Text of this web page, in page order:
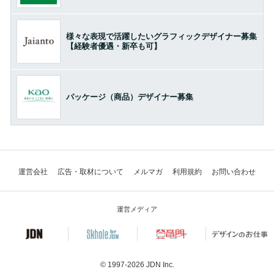
様々な表現で活躍したいグラフィックデザイナー募集
【経験者優遇・新卒も可】
パッケージ（商品）デザイナー募集
運営会社 広告・取材について メルマガ 利用規約 お問い合わせ
運営メディア
© 1997-2026 JDN Inc.